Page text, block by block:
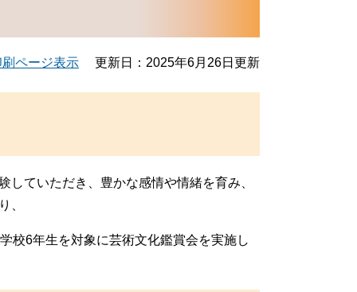
ページ表示 更新日：2025年6月26日更新
ていただき、豊かな感情や情緒を育み、
、
校6年生を対象に芸術文化鑑賞会を実施し